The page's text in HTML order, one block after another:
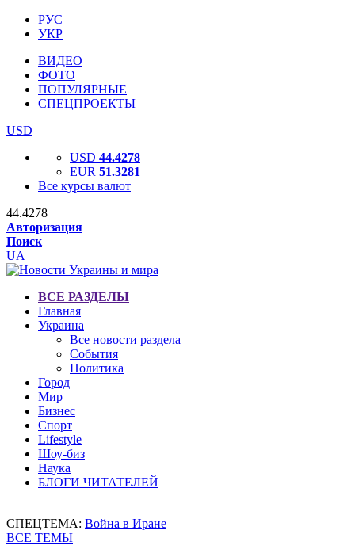
РУС
УКР
ВИДЕО
ФОТО
ПОПУЛЯРНЫЕ
СПЕЦПРОЕКТЫ
USD
USD 44.4278
EUR 51.3281
Все курсы валют
44.4278
Авторизация
Поиск
UA
ВСЕ РАЗДЕЛЫ
Главная
Украина
Все новости раздела
События
Политика
Город
Мир
Бизнес
Спорт
Lifestyle
Шоу-биз
Наука
БЛОГИ ЧИТАТЕЛЕЙ
СПЕЦТЕМА: Война в Иране
ВСЕ ТЕМЫ